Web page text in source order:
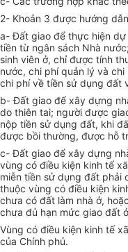
2- Khoản 3 được hướng
a- Đất giao để thực hiện
tiền từ ngân sách Nhà
sinh viên ở, chỉ được tính
nước, chi phí quản lý và
chi phí về tiền sử dụng đất
b- Đất giao để xây dựng
do thiên tai; người được
nộp tiền sử dụng đất, khi
được bồi thường, được hỗ
c- Đất giao để xây dựng
vùng có điều kiện kinh tế
miễn tiền sử dụng đất phải
thuộc vùng có điều kiện
chưa có đất làm nhà ở,
chưa đủ hạn mức giao đất
Vùng có điều kiện kinh tế
của Chính phủ.